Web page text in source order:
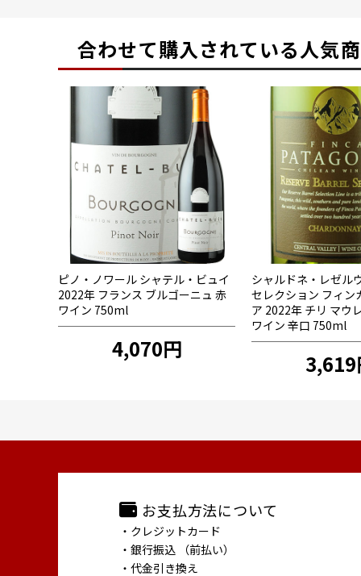
合わせて購入されている人気
ピノ・ノワール シャテル・ビュイ
2022年 フランス ブルゴーニュ 赤
ワイン 750ml
4,070円
シャルドネ・レゼル
セレクション フィン
ア 2022年 チリ マウ
ワイン 辛口 750ml
3,619
お支払方法について
・クレジットカード
・銀行振込 （前払い）
・代金引き換え